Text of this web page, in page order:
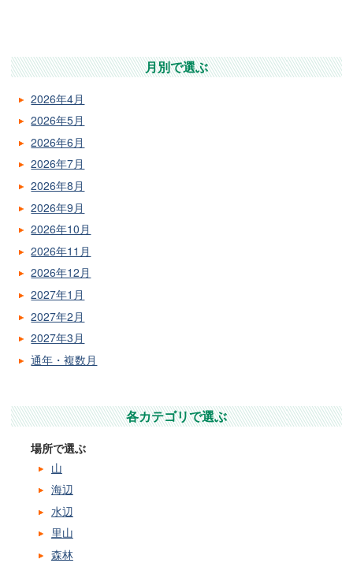
月別で選ぶ
2026年4月
2026年5月
2026年6月
2026年7月
2026年8月
2026年9月
2026年10月
2026年11月
2026年12月
2027年1月
2027年2月
2027年3月
通年・複数月
各カテゴリで選ぶ
場所で選ぶ
山
海辺
水辺
里山
森林